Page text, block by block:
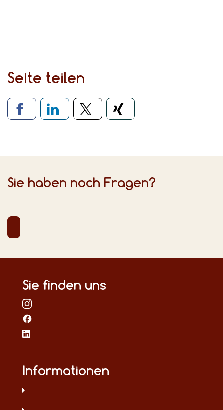
Seite teilen
Verlinkung zu sozialen Medien
Sie haben noch Fragen?
Sie finden uns
Informationen